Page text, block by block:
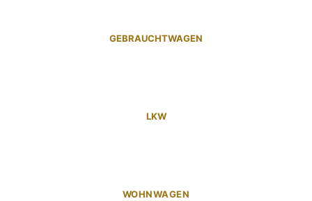
GEBRAUCHTWAGEN
LKW
WOHNWAGEN